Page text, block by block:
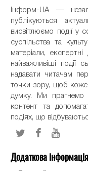
Інформ-UA —
публікуються
висвітлюємо події у
суспільства та
матеріали,
найважливіші події
надавати читачам
точки зору, щоб
думку. Ми прагнемо
контент та
подіях, що
Додаткова інформація